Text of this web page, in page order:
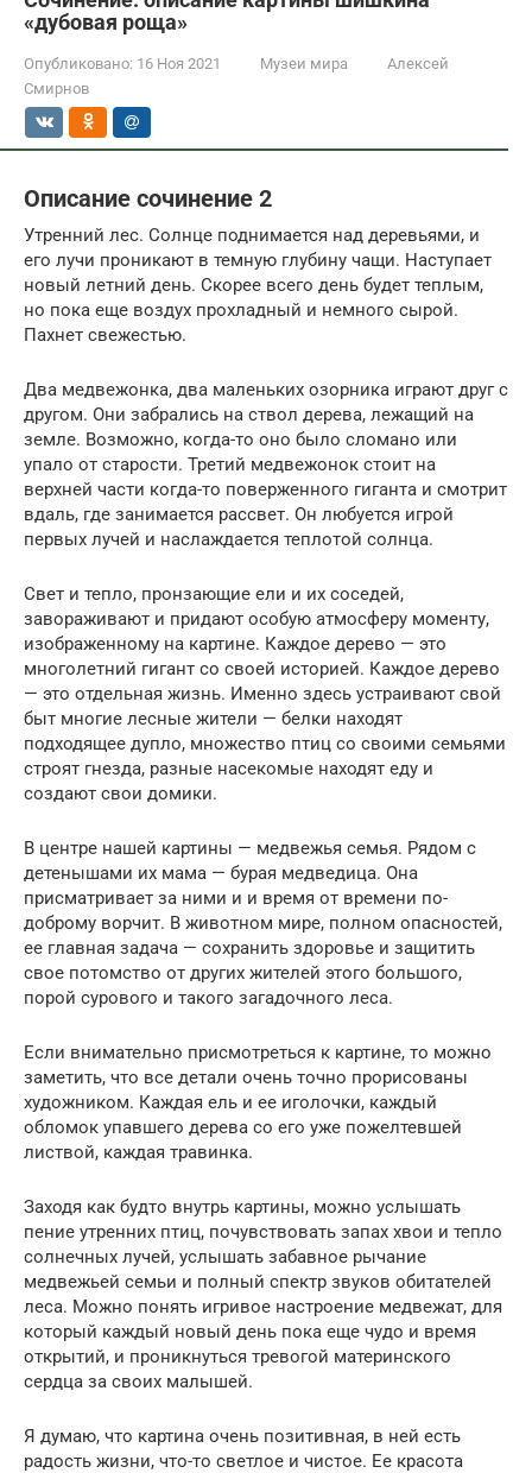
«дубовая роща»
Опубликовано: 16 Ноя 2021 Музеи мира
Алексей
Смирнов
Описание сочинение 2
Утренний лес. Солнце поднимается над деревьями, и
его лучи проникают в темную глубину чащи. Наступает
новый летний день. Скорее всего день будет теплым,
но пока еще воздух прохладный и немного сырой.
Пахнет свежестью.
Два медвежонка, два маленьких озорника играют друг с
другом. Они забрались на ствол дерева, лежащий на
земле. Возможно, когда-то оно было сломано или
упало от старости. Третий медвежонок стоит на
верхней части когда-то поверженного гиганта и смотрит
вдаль, где занимается рассвет. Он любуется игрой
первых лучей и наслаждается теплотой солнца.
Свет и тепло, пронзающие ели и их соседей,
завораживают и придают особую атмосферу моменту,
изображенному на картине. Каждое дерево — это
многолетний гигант со своей историей. Каждое дерево
— это отдельная жизнь. Именно здесь устраивают свой
быт многие лесные жители — белки находят
подходящее дупло, множество птиц со своими семьями
строят гнезда, разные насекомые находят еду и
создают свои домики.
В центре нашей картины — медвежья семья. Рядом с
детенышами их мама — бурая медведица. Она
присматривает за ними и и время от времени по-
доброму ворчит. В животном мире, полном опасностей,
ее главная задача — сохранить здоровье и защитить
свое потомство от других жителей этого большого,
порой сурового и такого загадочного леса.
Если внимательно присмотреться к картине, то можно
заметить, что все детали очень точно прорисованы
художником. Каждая ель и ее иголочки, каждый
обломок упавшего дерева со его уже пожелтевшей
листвой, каждая травинка.
Заходя как будто внутрь картины, можно услышать
пение утренних птиц, почувствовать запах хвои и тепло
солнечных лучей, услышать забавное рычание
медвежьей семьи и полный спектр звуков обитателей
леса. Можно понять игривое настроение медвежат, для
который каждый новый день пока еще чудо и время
открытий, и проникнуться тревогой материнского
сердца за своих малышей.
Я думаю, что картина очень позитивная, в ней есть
радость жизни, что-то светлое и чистое. Ее красота